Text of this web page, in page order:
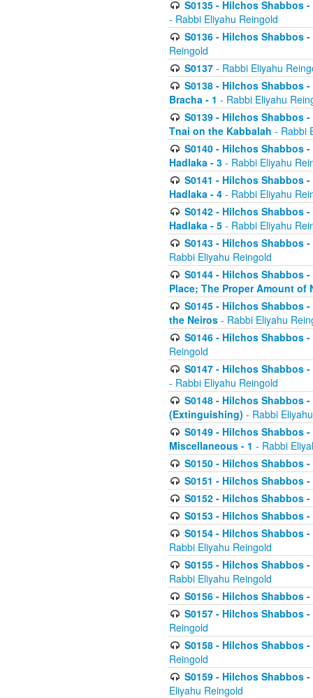
S0135 - Hilchos Shabbos
- Rabbi Eliyahu Reingold
S0136 - Hilchos Shabbos
Reingold
S0137- Rabbi Eliyahu
S0138 - Hilchos Shabbos
Bracha - 1 - Rabbi Eliyahu
S0139 - Hilchos Shabbos
Tnai on the Kabbalah - Rabbi
S0140 - Hilchos Shabbos
Hadlaka - 3 - Rabbi Eliyahu
S0141 - Hilchos Shabbos
Hadlaka - 4 - Rabbi Eliyahu
S0142 - Hilchos Shabbos
Hadlaka - 5 - Rabbi Eliyahu
S0143 - Hilchos Shabbos
Rabbi Eliyahu Reingold
S0144 - Hilchos Shabbos
Place; The Proper Amount of
S0145 - Hilchos Shabbos
the Neiros - Rabbi Eliyahu
S0146 - Hilchos Shabbos
Reingold
S0147 - Hilchos Shabbos
- Rabbi Eliyahu Reingold
S0148 - Hilchos Shabbos
(Extinguishing) - Rabbi
S0149 - Hilchos Shabbos
Miscellaneous - 1 - Rabbi
S0150 - Hilchos Shabbos
S0151 - Hilchos Shabbos
S0152 - Hilchos Shabbos
S0153 - Hilchos Shabbos
S0154 - Hilchos Shabbos
Rabbi Eliyahu Reingold
S0155 - Hilchos Shabbos
Rabbi Eliyahu Reingold
S0156 - Hilchos Shabbos
S0157 - Hilchos Shabbos
Reingold
S0158 - Hilchos Shabbos
Reingold
S0159 - Hilchos Shabbos
Eliyahu Reingold